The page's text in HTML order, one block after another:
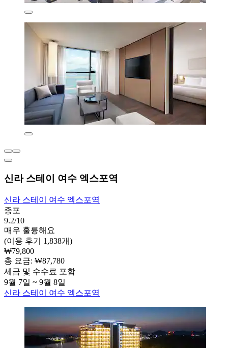
신라 스테이 여수 엑스포역
신라 스테이 여수 엑스포역
종포
9.2/10
매우 훌륭해요
(이용 후기 1,838개)
₩79,800
총 요금: ₩87,780
세금 및 수수료 포함
9월 7일 ~ 9월 8일
신라 스테이 여수 엑스포역